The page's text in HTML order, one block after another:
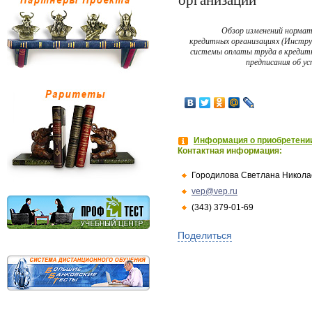
Обзор изменений
кредитных организациях
системы оплаты труда в
предписания об
Информация о
Контактная информация:
Городилова Светлана
vep@vep.ru
(343) 379-01-69
Поделиться